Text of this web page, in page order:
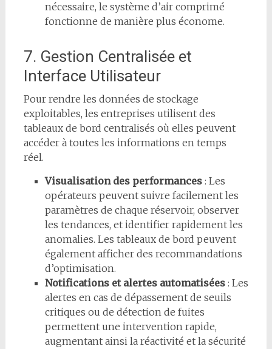
nécessaire, le système d’air comprimé
fonctionne de manière plus économe.
7. Gestion Centralisée et
Interface Utilisateur
Pour rendre les données de stockage
exploitables, les entreprises utilisent des
tableaux de bord centralisés où elles peuvent
accéder à toutes les informations en temps
réel.
Visualisation des performances: Les
opérateurs peuvent suivre facilement les
paramètres de chaque réservoir, observer
les tendances, et identifier rapidement les
anomalies. Les tableaux de bord peuvent
également afficher des recommandations
d’optimisation.
Notifications et alertes automatisées: Les
alertes en cas de dépassement de seuils
critiques ou de détection de fuites
permettent une intervention rapide,
augmentant ainsi la réactivité et la sécurité